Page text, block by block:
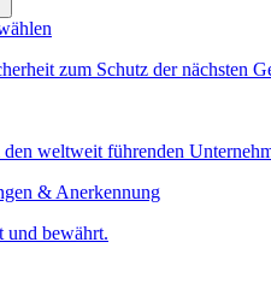
zum Schutz der nächsten
weltweit führenden
& Anerkennung
und bewährt.